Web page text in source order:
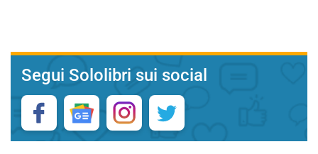
Segui Sololibri sui social